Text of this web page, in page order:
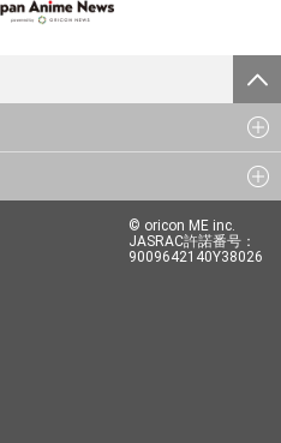
© oricon ME inc.
JASRAC許諾番号：
9009642140Y38026